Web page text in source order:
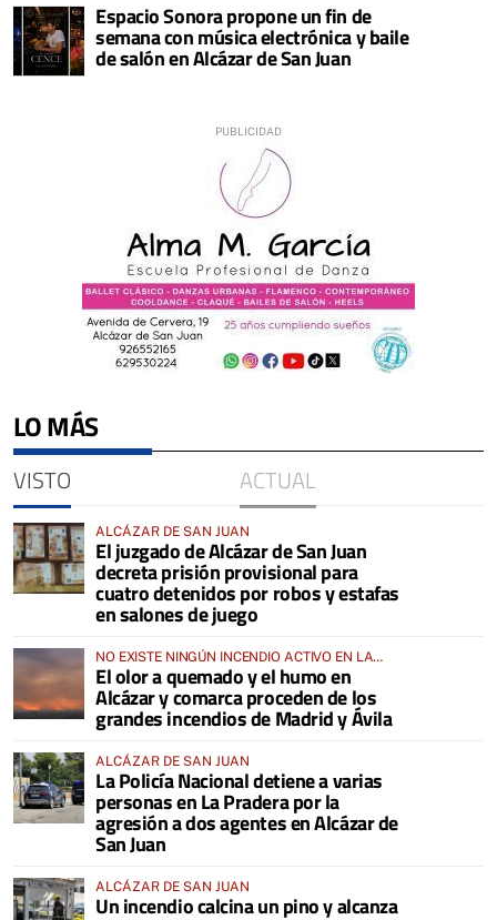
Espacio Sonora propone un fin de
semana con música electrónica y baile
de salón en Alcázar de San Juan
LO MÁS
VISTO ACTUAL
ALCÁZAR DE SAN JUAN
El juzgado de Alcázar de San Juan
decreta prisión provisional para
cuatro detenidos por robos y estafas
en salones de juego
NO EXISTE NINGÚN INCENDIO ACTIVO EN LA
COMARCA
El olor a quemado y el humo en
Alcázar y comarca proceden de los
grandes incendios de Madrid y Ávila
ALCÁZAR DE SAN JUAN
La Policía Nacional detiene a varias
personas en La Pradera por la
agresión a dos agentes en Alcázar de
San Juan
ALCÁZAR DE SAN JUAN
Un incendio calcina un pino y alcanza